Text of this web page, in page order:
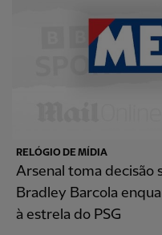
RELÓGIO DE MÍDIA
Arsenal toma decisão
Bradley Barcola
à estrela do PSG